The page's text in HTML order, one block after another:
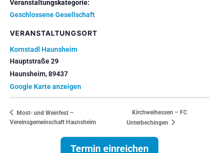
Veranstaltungskategorie:
Geschlossene Gesellschaft
VERANSTALTUNGSORT
Kornstadl Haunsheim
Hauptstraße 29
Haunsheim,89437
Google Karte anzeigen
Most- und Weinfest –
Vereinsgemeinschaft Haunsheim
Kirchweihessen – FC
Unterbechingen
Termin einreichen